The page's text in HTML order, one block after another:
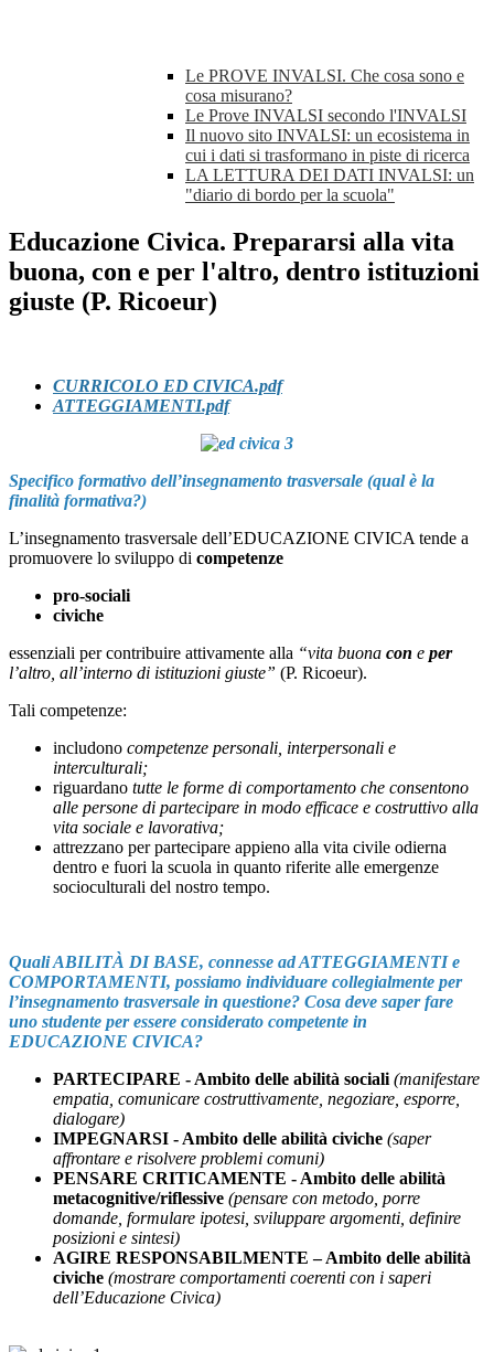
Le PROVE INVALSI. Che cosa sono e
cosa misurano?
Le Prove INVALSI secondo l'INVALSI
Il nuovo sito INVALSI: un ecosistema in
cui i dati si trasformano in piste di ricerca
LA LETTURA DEI DATI INVALSI: un
"diario di bordo per la scuola"
Educazione Civica. Prepararsi alla vita
buona, con e per l'altro, dentro istituzioni
giuste (P. Ricoeur)
CURRICOLO ED CIVICA.pdf
ATTEGGIAMENTI.pdf
Specifico formativo dell’insegnamento trasversale (qual è la
finalità formativa?)
L’insegnamento trasversale dell’EDUCAZIONE CIVICA tende a
promuovere lo sviluppo di competenze
pro-sociali
civiche
essenziali per contribuire attivamente alla “vita buona con e per
l’altro, all’interno di istituzioni giuste” (P. Ricoeur).
Tali competenze:
includono competenze personali, interpersonali e
interculturali;
riguardano tutte le forme di comportamento che consentono
alle persone di partecipare in modo efficace e costruttivo alla
vita sociale e lavorativa;
attrezzano per partecipare appieno alla vita civile odierna
dentro e fuori la scuola in quanto riferite alle emergenze
socioculturali del nostro tempo.
Quali ABILITÀ DI BASE, connesse ad ATTEGGIAMENTI e
COMPORTAMENTI, possiamo individuare collegialmente per
l’insegnamento trasversale in questione? Cosa deve saper fare
uno studente per essere considerato competente in
EDUCAZIONE CIVICA?
PARTECIPARE - Ambito delle abilità sociali (manifestare
empatia, comunicare costruttivamente, negoziare, esporre,
dialogare)
IMPEGNARSI - Ambito delle abilità civiche (saper
affrontare e risolvere problemi comuni)
PENSARE CRITICAMENTE - Ambito delle abilità
metacognitive/riflessive (pensare con metodo, porre
domande, formulare ipotesi, sviluppare argomenti, definire
posizioni e sintesi)
AGIRE RESPONSABILMENTE – Ambito delle abilità
civiche (mostrare comportamenti coerenti con i saperi
dell’Educazione Civica)